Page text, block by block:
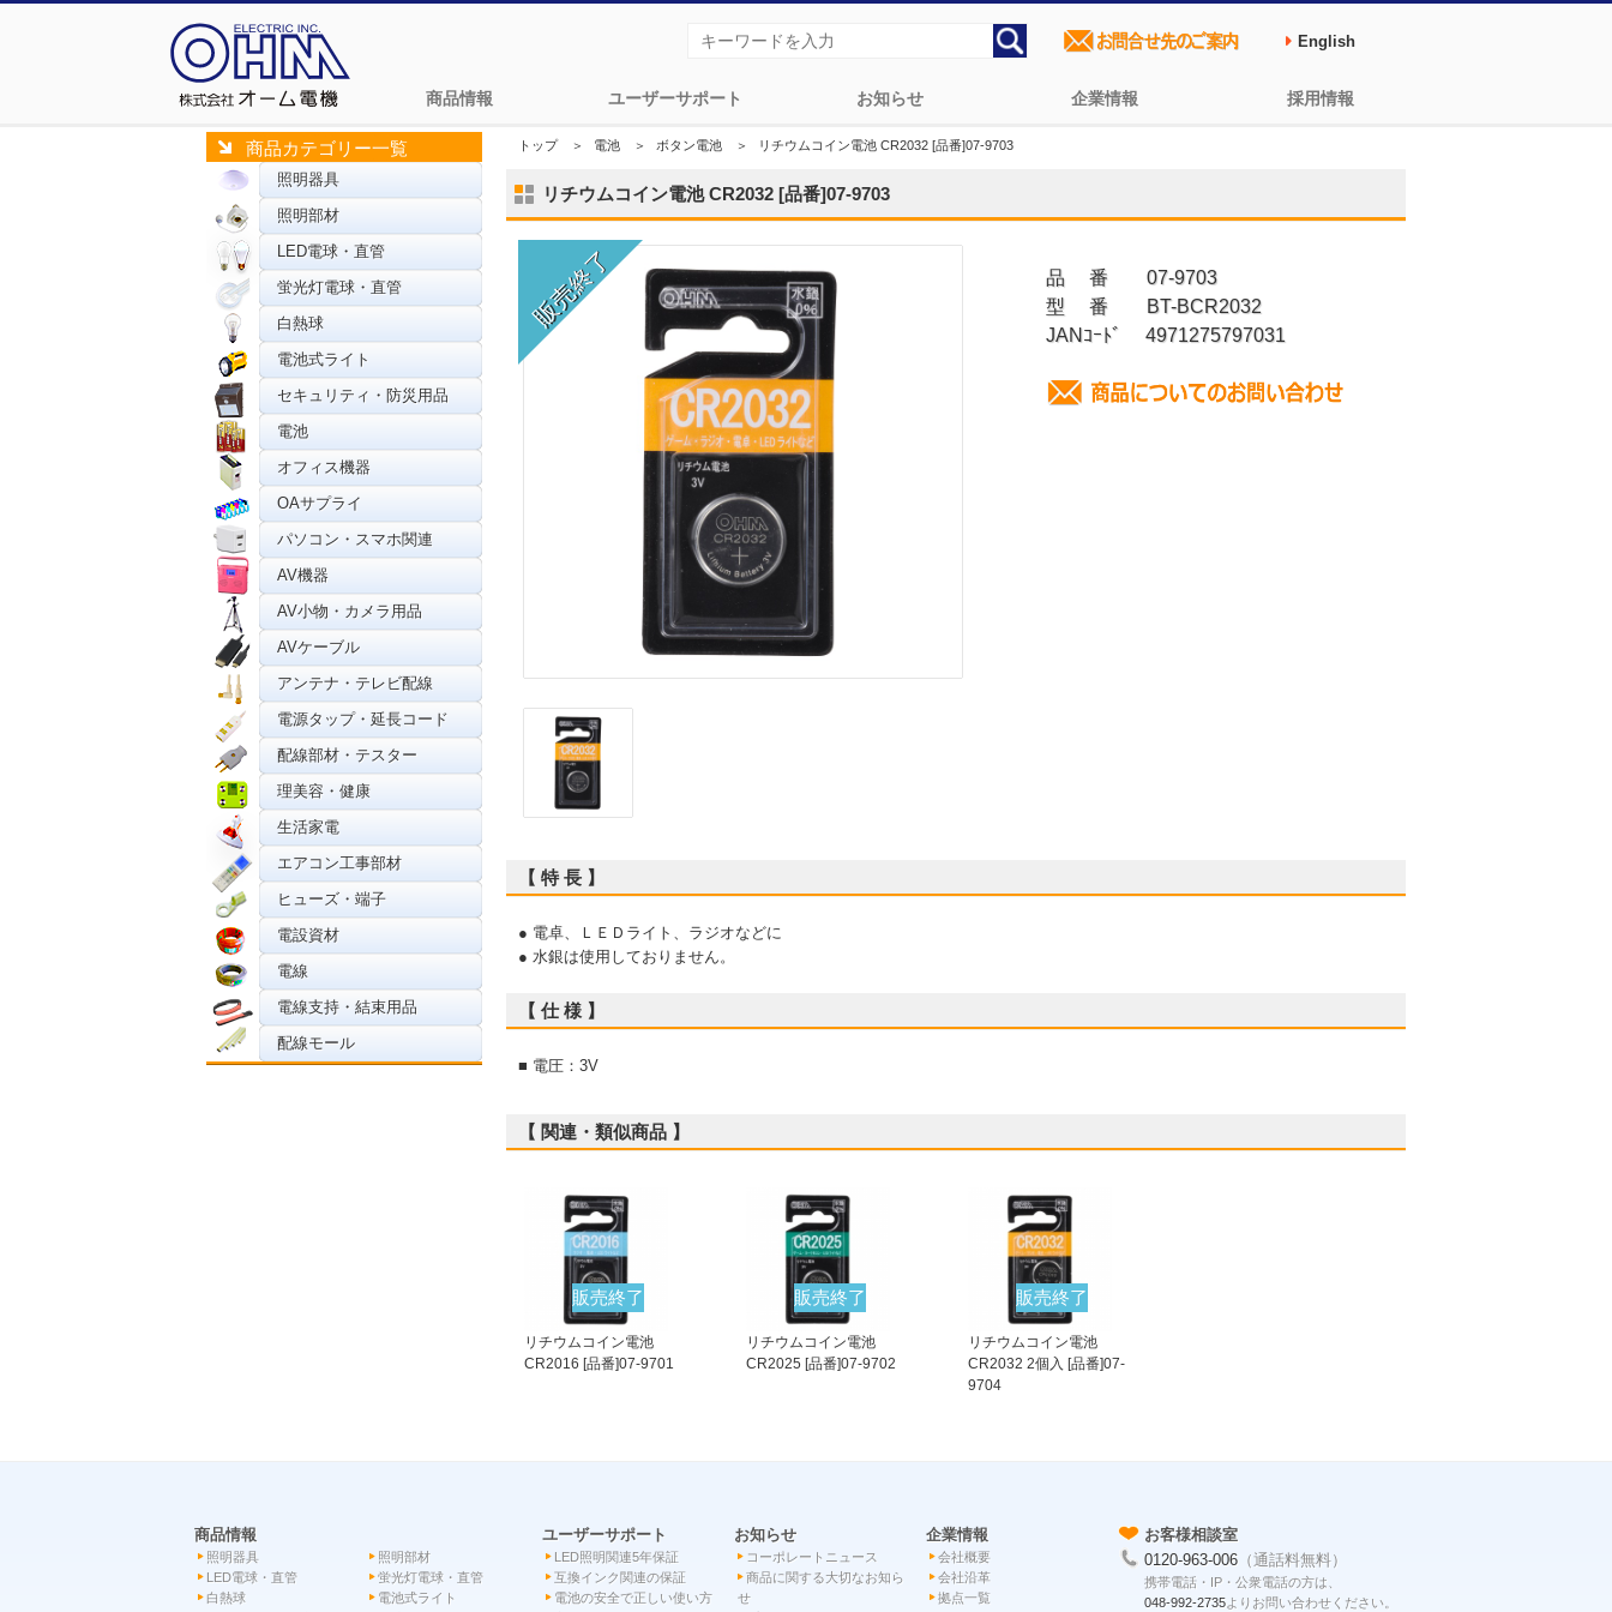
商品情報 ユーザーサポート お知らせ 企業情報 採用情報
English
商品カテゴリー一覧
照明器具
照明部材
LED電球・直管
蛍光灯電球・直管
白熱球
電池式ライト
セキュリティ・防災用品
電池
オフィス機器
OAサプライ
パソコン・スマホ関連
AV機器
AV小物・カメラ用品
AVケーブル
アンテナ・テレビ配線
電源タップ・延長コード
配線部材・テスター
理美容・健康
生活家電
エアコン工事部材
ヒューズ・端子
電設資材
電線
電線支持・結束用品
配線モール
トップ＞ 電池 ＞ ボタン電池 ＞ リチウムコイン電池 CR2032 [品番]07-9703
リチウムコイン電池 CR2032 [品番]07-9703
品 番 07-9703
型 番 BT-BCR2032
JANｺｰﾄﾞ 4971275797031
【 特 長 】
● 電卓、ＬＥＤライト、ラジオなどに
● 水銀は使用しておりません。
【 仕 様 】
■ 電圧：3V
【 関連・類似商品 】
販売終了
リチウムコイン電池
CR2016 [品番]07-9701
販売終了
リチウムコイン電池
CR2025 [品番]07-9702
販売終了
リチウムコイン電池
CR2032 2個入 [品番]07-
9704
商品情報
照明器具
照明部材
LED電球・直管
蛍光灯電球・直管
白熱球
電池式ライト
ユーザーサポート
LED照明関連5年保証
互換インク関連の保証
電池の安全で正しい使い方
お知らせ
コーポレートニュース
商品に関する大切なお知ら
せ
企業情報
会社概要
会社沿革
拠点一覧
お客様相談室
0120-963-006 （通話料無料）
携帯電話・IP・公衆電話の方は、
048-992-2735よりお問い合わせください。